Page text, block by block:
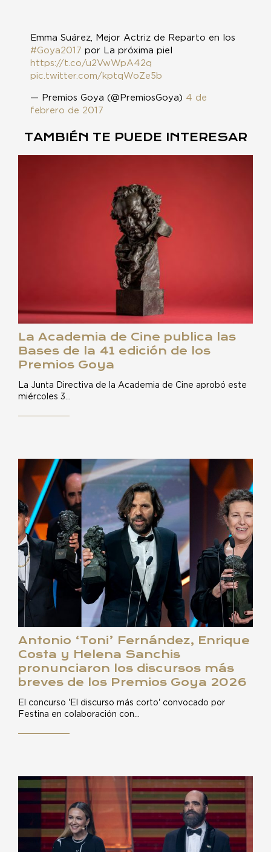
Emma Suárez, Mejor Actriz de Reparto en los
#Goya2017 por La próxima piel
https://t.co/u2VwWpA42q
pic.twitter.com/kptqWoZe5b
— Premios Goya (@PremiosGoya) 4 de
febrero de 2017
TAMBIÉN TE PUEDE INTERESAR
La Academia de Cine publica las
Bases de la 41 edición de los
Premios Goya
La Junta Directiva de la Academia de Cine aprobó este
miércoles 3…
Antonio ‘Toni’ Fernández, Enrique
Costa y Helena Sanchis
pronunciaron los discursos más
breves de los Premios Goya 2026
El concurso 'El discurso más corto' convocado por
Festina en colaboración con…